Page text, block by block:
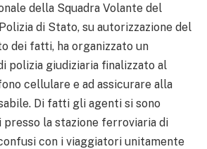
della Squadra Volante del
di Stato, su autorizzazione del
dei fatti, ha organizzato un
polizia giudiziaria finalizzato al
cellulare e ad assicurare alla
Di fatti gli agenti si sono
la stazione ferroviaria di
con i viaggiatori unitamente